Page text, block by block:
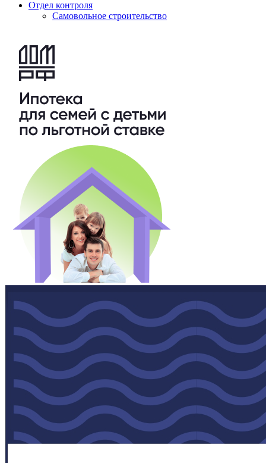
Отдел контроля
Самовольное строительство